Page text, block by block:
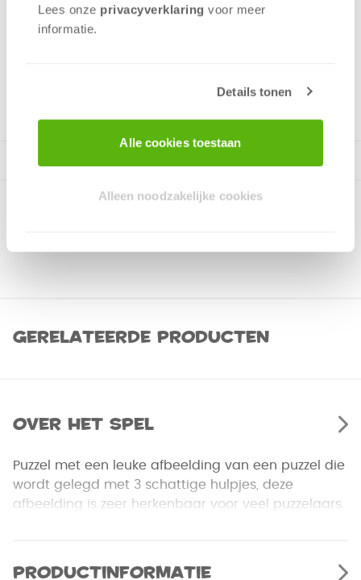
Lees onze privacyverklaring voor meer
informatie.
Details tonen
Alle cookies toestaan
Alleen noodzakelijke cookies
gelegd met 3 schattige hulpjes, deze afbeelding is zeer
herkenbaar voor veel puzzelaars.
Gerelateerde producten
Over het spel
Puzzel met een leuke afbeelding van een puzzel die
wordt gelegd met 3 schattige hulpjes, deze
afbeelding is zeer herkenbaar voor veel puzzelaars.
Productinformatie